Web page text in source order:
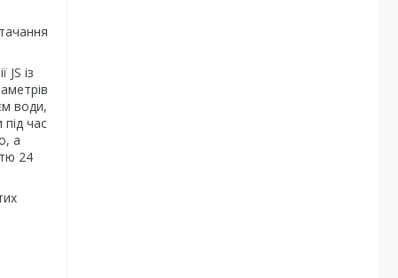
із
води,
час
а
24